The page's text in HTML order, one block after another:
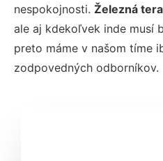
nespokojnosti. Železná
ale aj kdekoľvek inde musí
preto máme v našom tíme
zodpovedných odborníkov.